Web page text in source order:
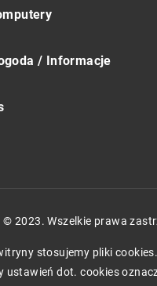
/ Informacje
© 2023. Wszelkie prawa
stosujemy pliki
ustawień dot. cookies